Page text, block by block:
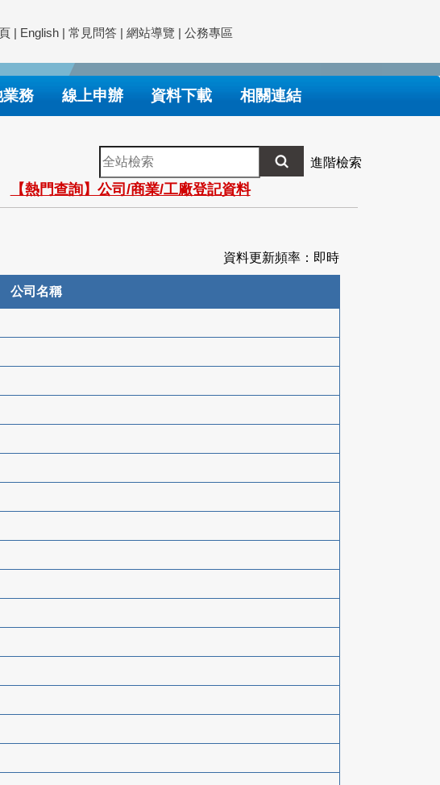
| English | 常見問答 | 網站導覽 | 公務專區
務 線上申辦 資料下載 相關連結
全
站
檢
索
進階檢索
【熱門查詢】公司/商業/工廠登記資料
資料更新頻率：即時
公司名稱